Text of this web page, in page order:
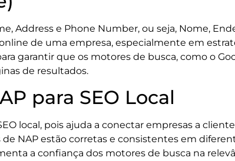
Address e Phone Number, ou seja, Nome,
de uma empresa, especialmente em
garantir que os motores de busca, como o
de resultados.
para SEO Local
local, pois ajuda a conectar empresas a
NAP estão corretas e consistentes em
a confiança dos motores de busca na